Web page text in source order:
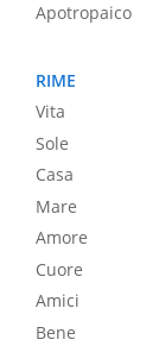
Apotropaico
RIME
Vita
Sole
Casa
Mare
Amore
Cuore
Amici
Bene